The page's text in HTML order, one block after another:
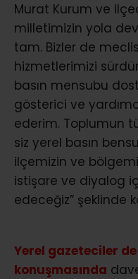
Murat Kurum ve
milletimizin yola
tam. Bizler de
hizmetlerimizi
basın mensubu
gösterici ve
ederim. Toplumun
siz yerel basın
ilçemizin ve
istişare ve diyalog
edeceğiz” şeklinde
Yerel gazeteciler
konuşmasında